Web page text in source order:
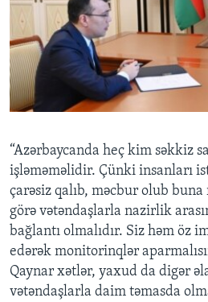
BIZI IZLƏYIN
“Azərbaycanda heç kim səkkiz
işləməməlidir. Çünki insanları
çarəsiz qalıb, məcbur olub buna
görə vətəndaşlarla nazirlik
bağlantı olmalıdır. Siz həm öz
edərək monitorinqlər
Qaynar xətlər, yaxud da digər
vətəndaşlarla daim təmasda